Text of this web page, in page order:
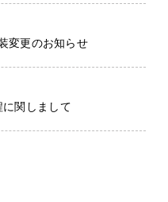
変更のお知らせ
に関しまして